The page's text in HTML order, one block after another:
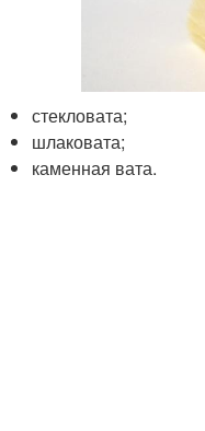
стекловата;
шлаковата;
каменная вата.